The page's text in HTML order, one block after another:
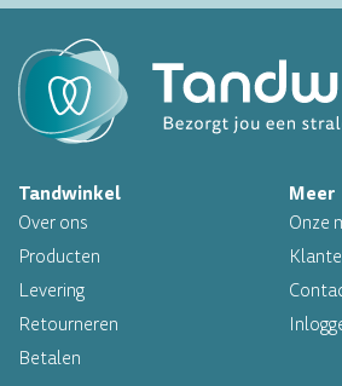
Op werkdagen voor 16.00 uur
Professioneel
Altijd op
Tandwinkel
Over ons
Producten
Levering
Retourneren
Betalen
Meer
Onze